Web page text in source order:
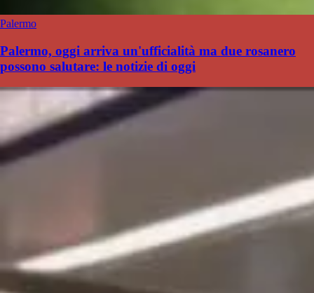
Palermo
Palermo, oggi arriva un'ufficialità ma due rosanero
possono salutare: le notizie di oggi